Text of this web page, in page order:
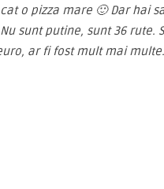
o pizza mare 🙂 Dar hai
sunt putine, sunt 36 rute.
ar fi fost mult mai multe.